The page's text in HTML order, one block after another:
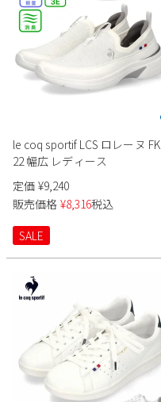
le coq sportif LCS ロレーヌ FK
22 幅広 レディース
定価 ¥9,240
販売価格 ¥8,316税込
SALE